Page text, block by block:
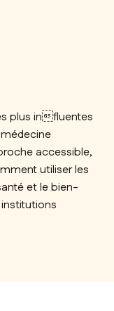
plus influentes
accessible,
utiliser les
et le bien-